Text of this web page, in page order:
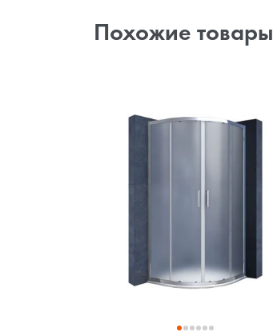
Похожие товары